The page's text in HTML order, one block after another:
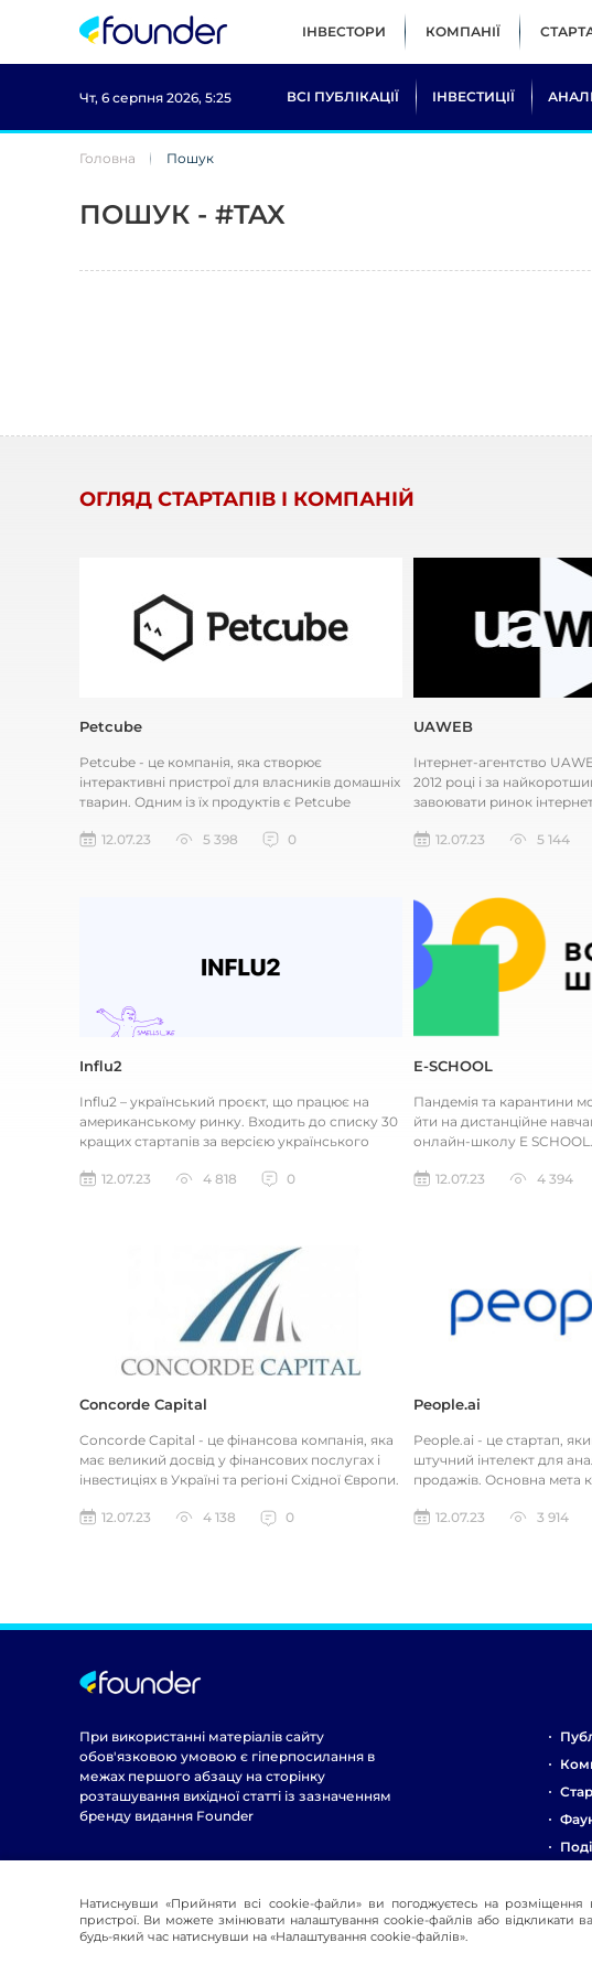
ІНВЕСТОРИ КОМПАНІЇ
Чт, 6 серпня 2026, 5:25 ВСІ ПУБЛІКАЦІЇ ІНВЕСТИЦІЇ
Головна Пошук
ПОШУК - #TAX
ОГЛЯД СТАРТАПІВ І КОМПАНІЙ
Petcube
Petcube - це компанія, яка створює
інтерактивні пристрої для власників домашніх
тварин. Одним із їх продуктів є Petcube
12.07.23
5 398 0
UAWEB
Інтернет-агентство
2012 році і за
завоювати ринок
12.07.23
5 144
Influ2
Influ2 – український проєкт, що працює на
американському ринку. Входить до списку 30
кращих стартапів за версією українського
12.07.23
4 818 0
E-SCHOOL
Пандемія та карантини
йти на дистанційне
онлайн-школу E
12.07.23
4 394
Concorde Capital
Concorde Capital - це фінансова компанія, яка
має великий досвід у фінансових послугах і
інвестиціях в Україні та регіоні Східної Європи.
12.07.23
4 138 0
People.ai
People.ai - це стартап,
штучний інтелект для
продажів. Основна мета
12.07.23
3 914
При використанні матеріалів сайту
обов'язковою умовою є гіперпосилання в
межах першого абзацу на сторінку
розташування вихідної статті із зазначенням
бренду видання Founder
© 2016-2026 Founder
Натиснувши «Прийняти всі cookie-файли» ви погоджуєтесь на розміщення
пристрої. Ви можете змінювати налаштування cookie-файлів або відкликати
будь-який час натиснувши на «Налаштування cookie-файлів».